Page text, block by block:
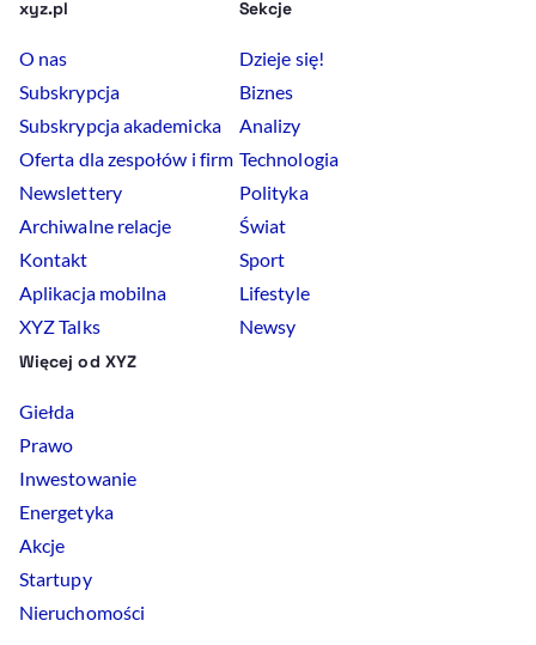
xyz.pl
O nas
Subskrypcja
Subskrypcja akademicka
Oferta dla zespołów i firm
Newslettery
Archiwalne relacje
Kontakt
Aplikacja mobilna
XYZ Talks
Sekcje
Dzieje się!
Biznes
Analizy
Technologia
Polityka
Świat
Sport
Lifestyle
Newsy
Więcej od XYZ
Giełda
Prawo
Inwestowanie
Energetyka
Akcje
Startupy
Nieruchomości